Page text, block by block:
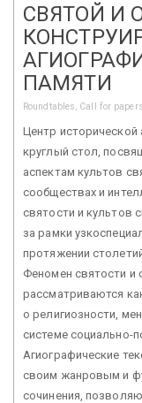
СВЯТОЙ И
ПАМЯТИ
Roundtables, Call for papers
Центр исторической
круглый стол,
аспектам культов
сообществах и
святости и культов
за рамки
протяжении
Феномен святости и
рассматриваются
о религиозности,
системе социально-
Агиографические
своим жанровым и
сочинения,